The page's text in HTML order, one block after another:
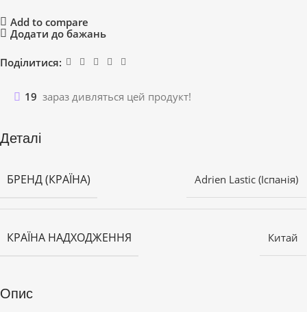
Add to compare
Додати до бажань
Поділитися:
19 зараз дивляться цей продукт!
Деталі
БРЕНД (КРАЇНА) Adrien Lastic (Іспанія)
КРАЇНА НАДХОДЖЕННЯ Китай
Опис